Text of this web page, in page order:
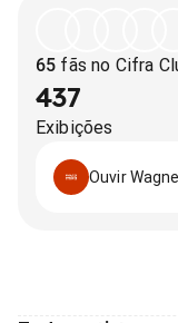
65 fãs no Cifra
437
Exibições
Ouvir